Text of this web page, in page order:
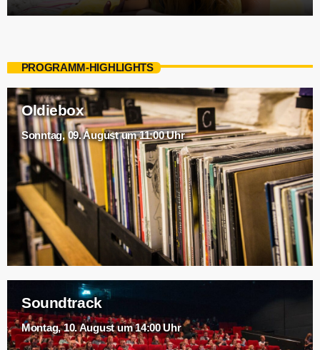
PROGRAMM-HIGHLIGHTS
Oldiebox
Sonntag, 09. August um 11:00 Uhr
Soundtrack
Montag, 10. August um 14:00 Uhr